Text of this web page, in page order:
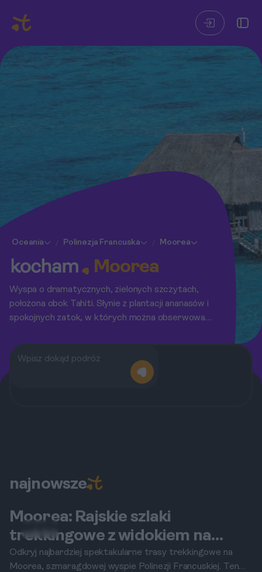
Oceania / Polinezja Francuska / Moorea
Moorea
Wyspa o dramatycznych, zielonych szczytach,
położona obok Tahiti. Słynie z plantacji ananasów i
spokojnych zatok, w których można obserwować
najnowsze
Moorea: Rajskie szlaki
trekkingowe z widokiem na
Opunohu i Cooka.
Odkryj najbardziej spektakularne trasy trekkingowe na
Moorea, szmaragdowej wyspie Polinezji Francuskiej. Ten